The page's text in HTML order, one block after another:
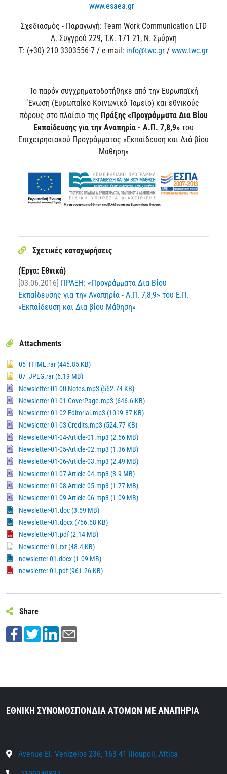
www.esaea.gr
Σχεδιασμός - Παραγωγή: Team Work Communication LTD
Λ. Συγγρού 229, Τ.Κ. 171 21, Ν. Σμύρνη
Τ: (+30) 210 3303556-7 / e-mail: info@twc.gr / www.twc.gr
Το παρόν συγχρηματοδοτήθηκε από την Ευρωπαϊκή
Ένωση (Ευρωπαίκο Κοινωνικό Ταμείο) και εθνικούς
πόρους στο πλαίσιο της Πράξης «Προγράμματα Δια Βίου
Εκπαίδευσης για την Αναπηρία - Α.Π. 7,8,9» του
Επιχειρησιακού Προγράμματος «Εκπαίδευση και Διά βίου
Μάθηση»
Σχετικές καταχωρήσεις
(Έργα: Εθνικά)
[03.06.2016] ΠΡΑΞΗ: «Προγράμματα Δια Βίου
Εκπαίδευσης για την Αναπηρία - Α.Π. 7,8,9» του Ε.Π.
«Εκπαίδευση και Δια βίου Μάθηση»
Attachments
05_HTML.rar (445.85 KB)
07_JPEG.rar (6.19 MB)
Newsletter-01-00-Notes.mp3 (552.74 KB)
Newsletter-01-01-CoverPage.mp3 (646.6 KB)
Newsletter-01-02-Editorial.mp3 (1019.87 KB)
Newsletter-01-03-Credits.mp3 (524.77 KB)
Newsletter-01-04-Article-01.mp3 (2.56 MB)
Newsletter-01-05-Article-02.mp3 (1.36 MB)
Newsletter-01-06-Article-03.mp3 (2.49 MB)
Newsletter-01-07-Article-04.mp3 (3.9 MB)
Newsletter-01-08-Article-05.mp3 (1.77 MB)
Newsletter-01-09-Article-06.mp3 (1.09 MB)
Newsletter-01.doc (3.59 MB)
Newsletter-01.docx (756.58 KB)
Newsletter-01.pdf (2.14 MB)
Newsletter-01.txt (48.4 KB)
newsletter-01.docx (1.09 MB)
newsletter-01.pdf (961.26 KB)
Share
ΕΘΝΙΚΗ ΣΥΝΟΜΟΣΠΟΝΔΙΑ ΑΤΟΜΩΝ ΜΕ ΑΝΑΠΗΡΙΑ
Avenue El. Venizelos 236, 163 41 Ilioupoli, Attica